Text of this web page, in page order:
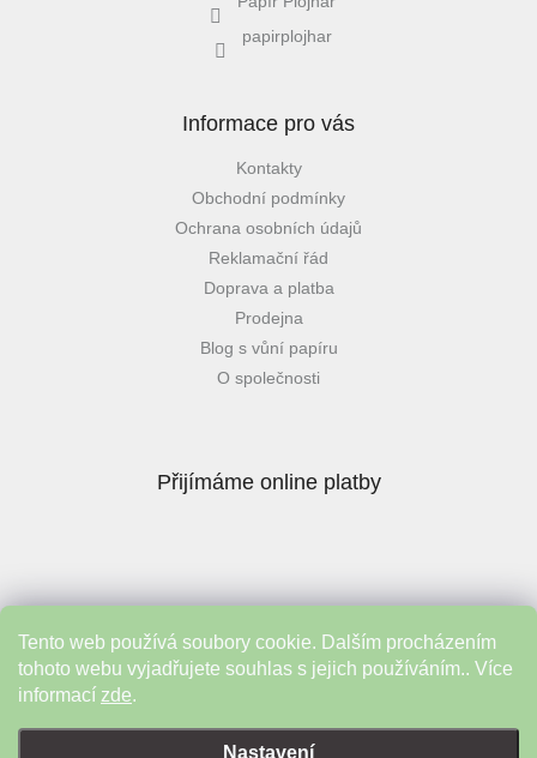
Tento web používá soubory cookie. Dalším procházením
tohoto webu vyjadřujete souhlas s jejich používáním.. Více
informací zde.
Nastavení
papirplojhar
Informace pro vás
Kontakty
Obchodní podmínky
Ochrana osobních údajů
Reklamační řád
Doprava a platba
Prodejna
Blog s vůní papíru
O společnosti
Přijímáme online platby
Instagram
Vytvořil Shoptet